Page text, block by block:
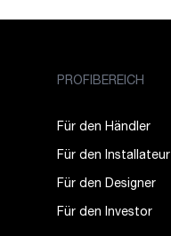
PROFIBEREICH
Für den Händler
Für den Installateur
Für den Designer
Für den Investor